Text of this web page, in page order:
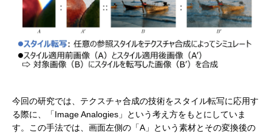
今回の研究では、テクスチャ合成の技術をスタイル転写に応用す
る際に、「Image Analogies」という考え方をもとにしていま
す。この手法では、画面左側の「A」という素材とその変換後の